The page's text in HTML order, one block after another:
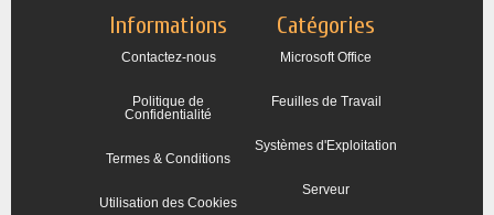
Informations
Contactez-nous
Politique de
Confidentialité
Termes & Conditions
Utilisation des Cookies
Catégories
Microsoft Office
Feuilles de Travail
Systèmes d'Exploitation
Serveur